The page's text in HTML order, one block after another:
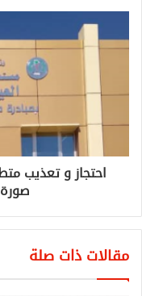
احتجاز و تعذيب
صورة
مقالات ذات صلة